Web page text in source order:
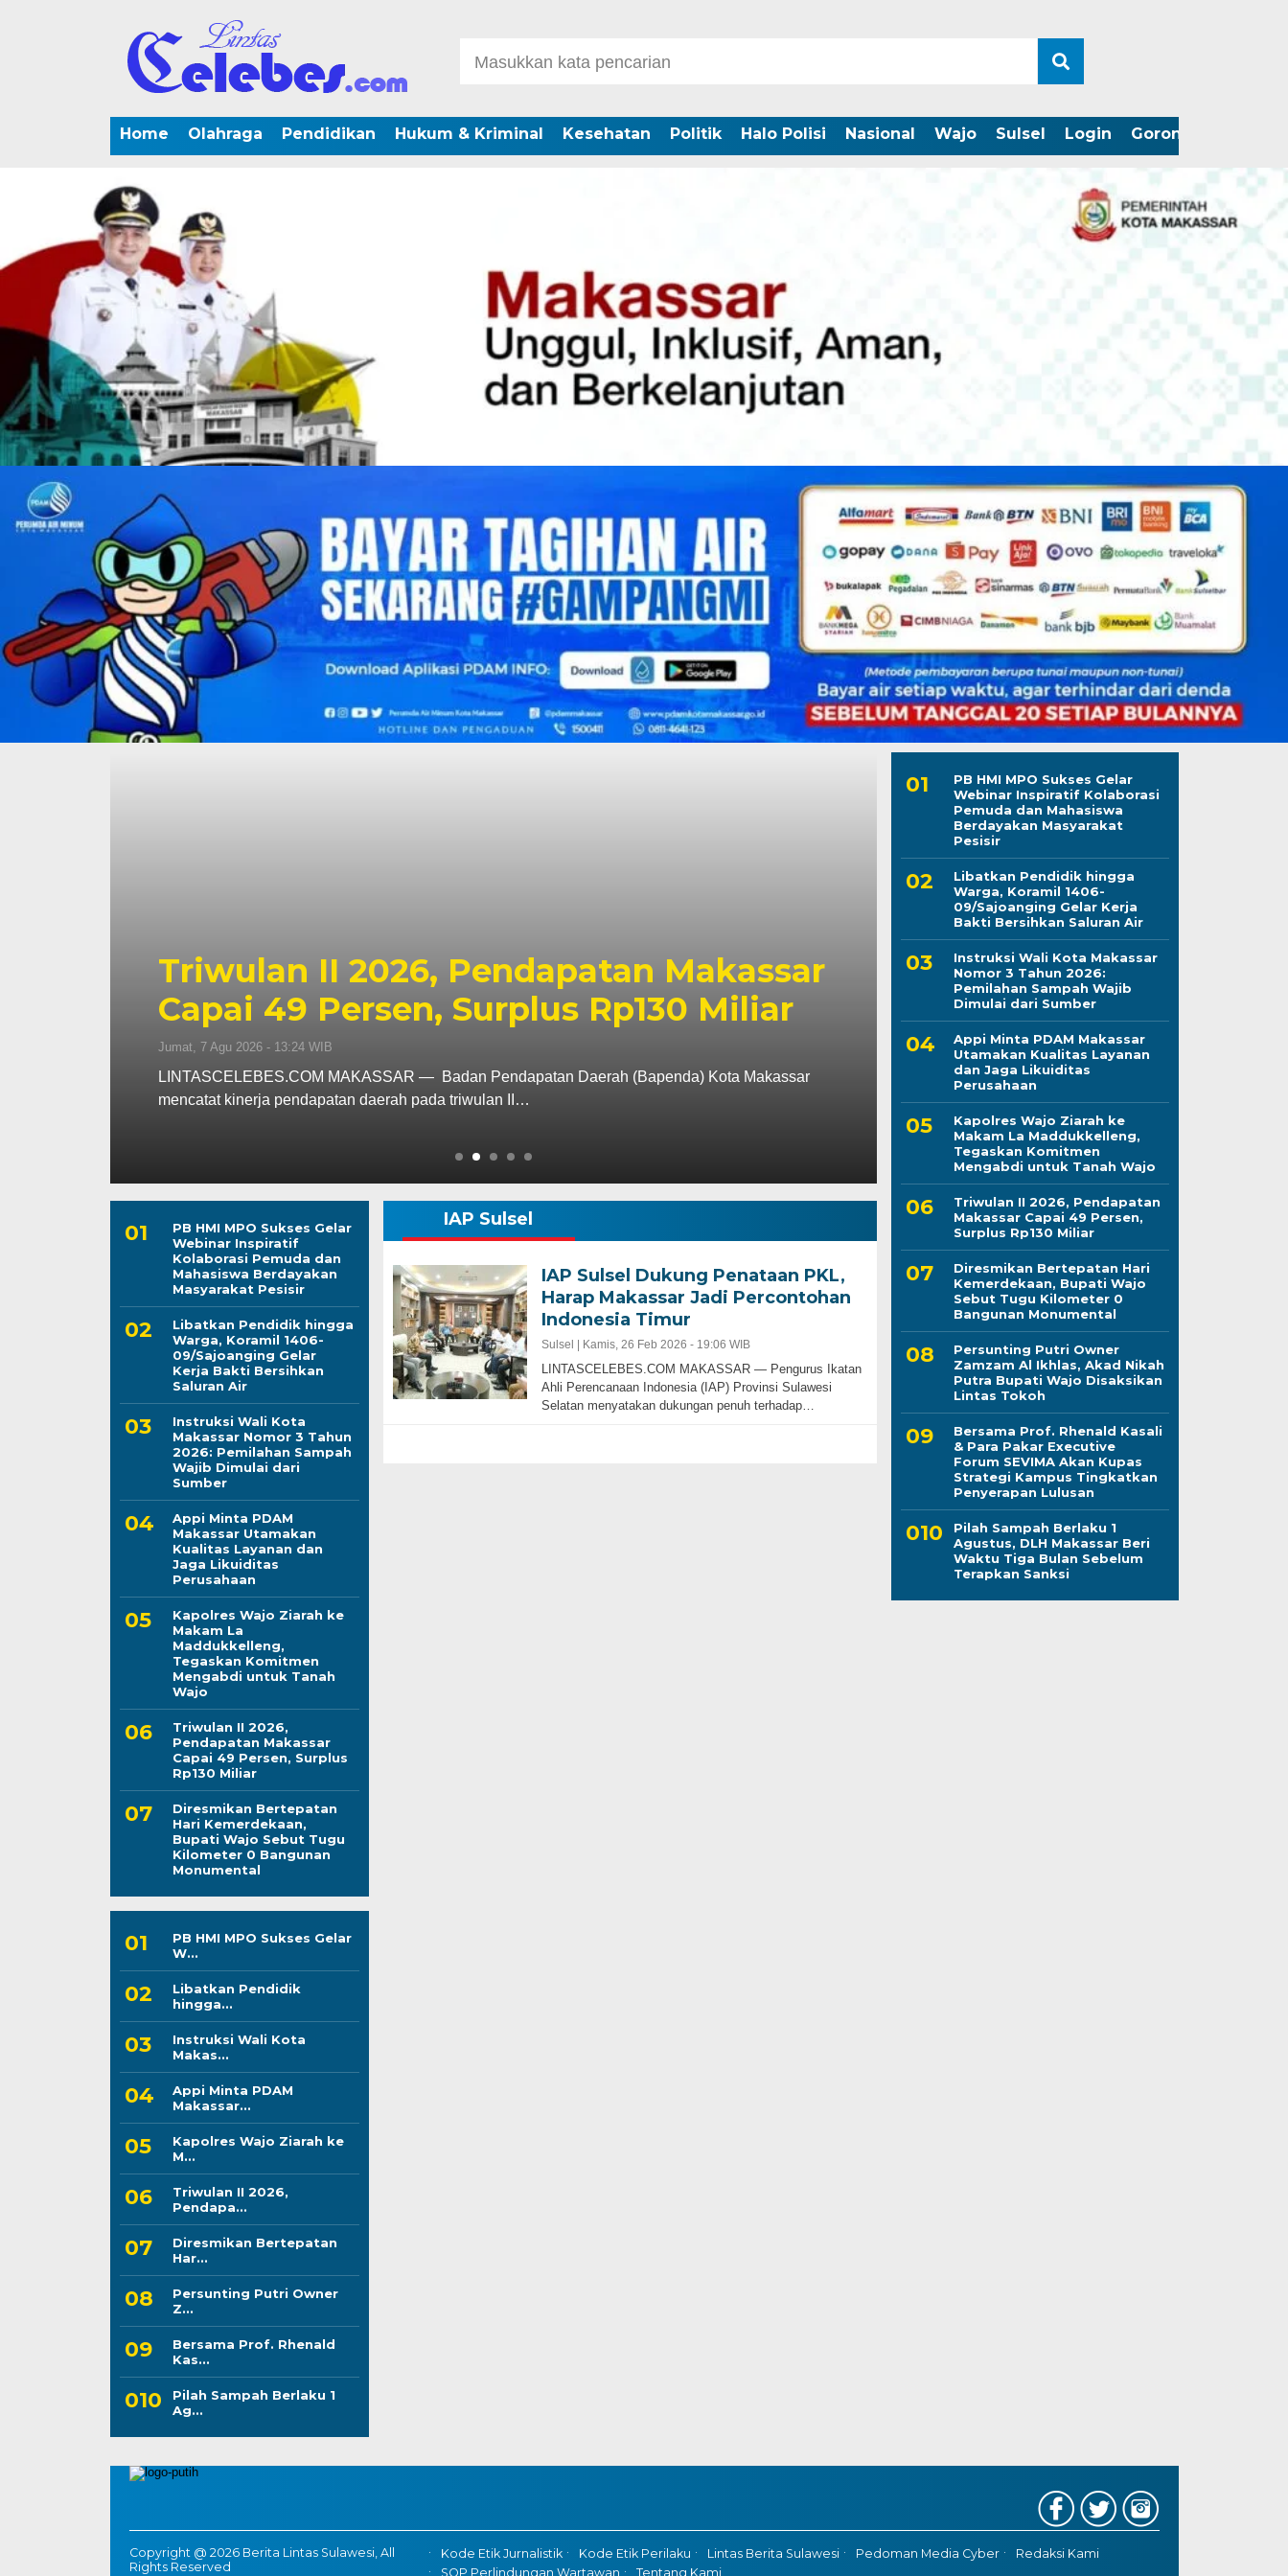
Home Olahraga Pendidikan Hukum & Kriminal Kesehatan Politik Halo Polisi Nasional Wajo Sulsel Login Gorontalo
Maddukkelleng, Tegaskan Komitmen
Mengabdi untuk Tanah Wajo
Jumat, 7 Agu 2026 - 08:42 WIB
LINTASCELEBES.COM WAJO — Mengawali tugas sebagai Kapolres Wajo, AKBP Douglas
Mahendrajaya menunjukkan penghormatan terhadap sejarah dan…
Peduli Sesama,
Makassar Gelar
Darah
Kamis, 6 Agu 2026 - 21:28 WIB
LINTASCELEBES.COM MAKASSAR — Dinas
Darma Wanita Persatuan (DWP) Dinkes Makassar
PB HMI MPO Sukses Gelar
Webinar Inspiratif
Kolaborasi Pemuda dan
Mahasiswa Berdayakan
Masyarakat Pesisir
Libatkan Pendidik hingga
Warga, Koramil 1406-
09/Sajoanging Gelar
Kerja Bakti Bersihkan
Saluran Air
Instruksi Wali Kota
Makassar Nomor 3 Tahun
2026: Pemilahan Sampah
Wajib Dimulai dari
Sumber
Appi Minta PDAM
Makassar Utamakan
Kualitas Layanan dan
Jaga Likuiditas
Perusahaan
Kapolres Wajo Ziarah ke
Makam La
Maddukkelleng,
Tegaskan Komitmen
Mengabdi untuk Tanah
Wajo
Triwulan II 2026,
Pendapatan Makassar
Capai 49 Persen, Surplus
Rp130 Miliar
Diresmikan Bertepatan
Hari Kemerdekaan,
Bupati Wajo Sebut Tugu
Kilometer 0 Bangunan
Monumental
PB HMI MPO Sukses Gelar
W...
Libatkan Pendidik
hingga...
Instruksi Wali Kota
Makas...
Appi Minta PDAM
Makassar...
Kapolres Wajo Ziarah ke
M...
Triwulan II 2026,
Pendapa...
Diresmikan Bertepatan
Har...
Persunting Putri Owner
Z...
Bersama Prof. Rhenald
Kas...
Pilah Sampah Berlaku 1
Ag...
IAP Sulsel
IAP Sulsel Dukung Penataan PKL,
Harap Makassar Jadi Percontohan
Indonesia Timur
Sulsel | Kamis, 26 Feb 2026 - 19:06 WIB
LINTASCELEBES.COM MAKASSAR — Pengurus Ikatan
Ahli Perencanaan Indonesia (IAP) Provinsi Sulawesi
Selatan menyatakan dukungan penuh terhadap…
PB HMI MPO Sukses Gelar
Webinar Inspiratif Kolaborasi
Pemuda dan Mahasiswa
Berdayakan Masyarakat
Pesisir
Libatkan Pendidik hingga
Warga, Koramil 1406-
09/Sajoanging Gelar Kerja
Bakti Bersihkan Saluran Air
Instruksi Wali Kota Makassar
Nomor 3 Tahun 2026:
Pemilahan Sampah Wajib
Dimulai dari Sumber
Appi Minta PDAM Makassar
Utamakan Kualitas Layanan
dan Jaga Likuiditas
Perusahaan
Kapolres Wajo Ziarah ke
Makam La Maddukkelleng,
Tegaskan Komitmen
Mengabdi untuk Tanah Wajo
Triwulan II 2026, Pendapatan
Makassar Capai 49 Persen,
Surplus Rp130 Miliar
Diresmikan Bertepatan Hari
Kemerdekaan, Bupati Wajo
Sebut Tugu Kilometer 0
Bangunan Monumental
Persunting Putri Owner
Zamzam Al Ikhlas, Akad Nikah
Putra Bupati Wajo Disaksikan
Lintas Tokoh
Bersama Prof. Rhenald Kasali
& Para Pakar Executive
Forum SEVIMA Akan Kupas
Strategi Kampus Tingkatkan
Penyerapan Lulusan
Pilah Sampah Berlaku 1
Agustus, DLH Makassar Beri
Waktu Tiga Bulan Sebelum
Terapkan Sanksi
Copyright @ 2026 Berita Lintas Sulawesi, All
Rights Reserved
Kode Etik Jurnalistik Kode Etik Perilaku Lintas Berita Sulawesi Pedoman Media Cyber
Redaksi Kami
SOP Perlindungan Wartawan
Tentang Kami